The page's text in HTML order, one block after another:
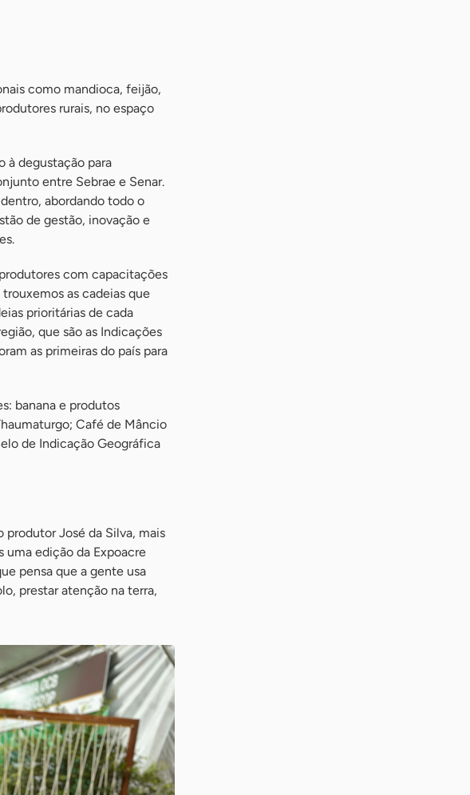
como mandioca, feijão,
rurais, no espaço
à degustação para
entre Sebrae e Senar.
abordando todo o
de gestão, inovação e
com capacitações
as cadeias que
prioritárias de cada
que são as Indicações
as primeiras do país para
banana e produtos
Café de Mâncio
de Indicação Geográfica
produtor José da Silva, mais
edição da Expoacre
pensa que a gente usa
prestar atenção na terra,